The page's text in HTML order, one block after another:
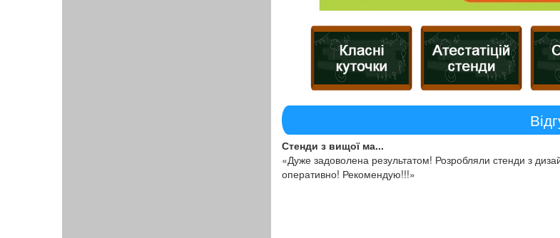
Стенди з вищої ма...
«Дуже задоволена результатом! Розробляли стенди з
оперативно! Рекомендую!!!»